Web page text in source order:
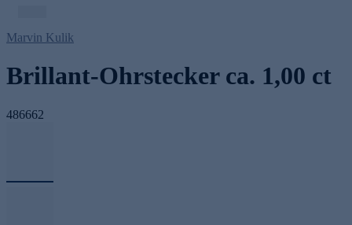
Marvin Kulik
Brillant-Ohrstecker ca. 1,00 ct
486662